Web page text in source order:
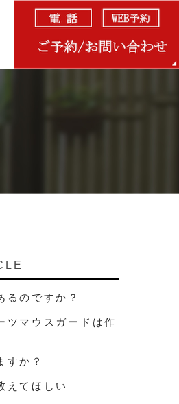
るのですか？
ツマウスガードは作
すか？
えてほしい